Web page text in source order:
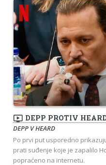
ondemand_video DEPP PROTIV
DEPP V HEARD
Po prvi put usporedno
prati suđenje koje je zapalilo
popraćeno na internetu.